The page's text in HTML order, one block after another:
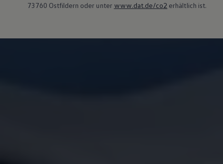
73760 Ostfildern oder unter www.dat.de/co2 erhältlich ist.